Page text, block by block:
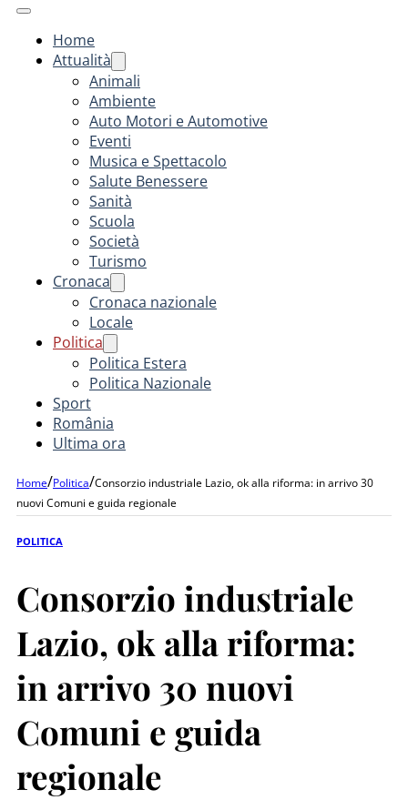
Home
Attualità
Animali
Ambiente
Auto Motori e Automotive
Eventi
Musica e Spettacolo
Salute Benessere
Sanità
Scuola
Società
Turismo
Cronaca
Cronaca nazionale
Locale
Politica
Politica Estera
Politica Nazionale
Sport
România
Ultima ora
Home/Politica/Consorzio industriale Lazio, ok alla riforma: in arrivo 30
nuovi Comuni e guida regionale
POLITICA
Consorzio industriale
Lazio, ok alla riforma:
in arrivo 30 nuovi
Comuni e guida
regionale